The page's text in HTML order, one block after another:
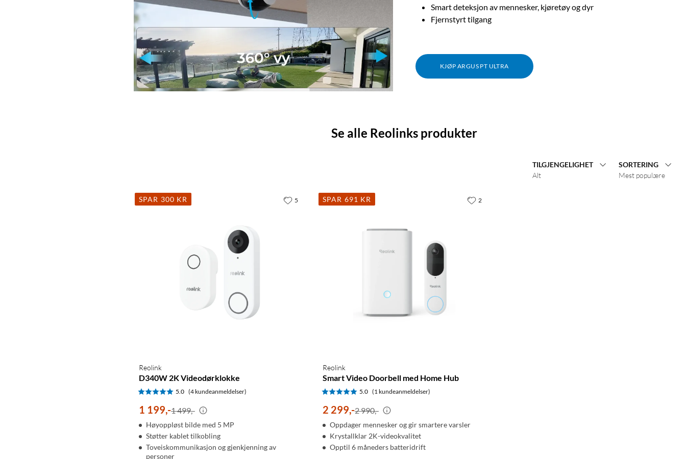
Smart deteksjon av mennesker, kjøretøy og dyr
Fjernstyrt tilgang
KJØP ARGUS PT ULTRA
Se alle Reolinks produkter
TILGJENGELIGHET
Alt
SORTERING
Mest populære
SPAR 300 KR
Reolink
D340W 2K Videodørklokke
5.0 (4 kundeanmeldelser)
1 199,-1 499,-
Høyoppløst bilde med 5 MP
Støtter kablet tilkobling
Toveiskommunikasjon og gjenkjenning av
personer
5 SPAR 691 KR
Reolink
Smart Video Doorbell med Home Hub
5.0 (1 kundeanmeldelser)
2 299,-2 990,-
Oppdager mennesker og gir smartere varsler
Krystallklar 2K-videokvalitet
Opptil 6 måneders batteridrift
2